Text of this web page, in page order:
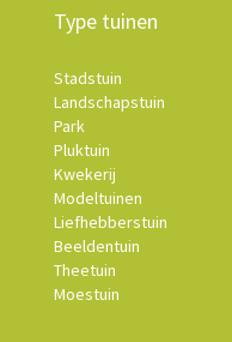
Type tuinen
Stadstuin
Landschapstuin
Park
Pluktuin
Kwekerij
Modeltuinen
Liefhebberstuin
Beeldentuin
Theetuin
Moestuin